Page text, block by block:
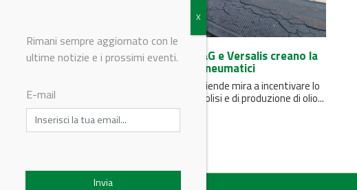
Bridgestone, Gruppo BB&G e Versalis creano la
filiera per il riciclo degli pneumatici
La collaborazione tra le tre aziende mira a incentivare lo
sviluppo della tecnologia di pirolisi e di produzione di olio...
Rimani sempre aggiornato con le
ultime notizie e i prossimi eventi.
E-mail